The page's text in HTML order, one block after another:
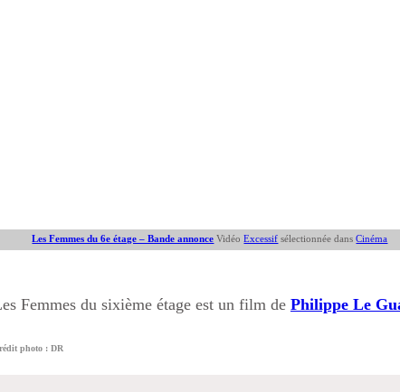
Les Femmes du 6e étage – Bande annonce VidéoExcessif sélectionnée dansCinéma
Femmes du sixième étage est un film de Philippe Le
photo : DR